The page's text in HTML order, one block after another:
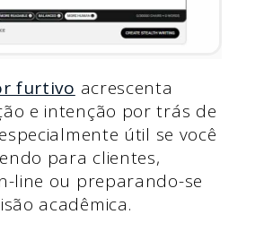
furtivo acrescenta
e intenção por trás de
útil se você
para clientes,
line ou preparando-se
acadêmica.